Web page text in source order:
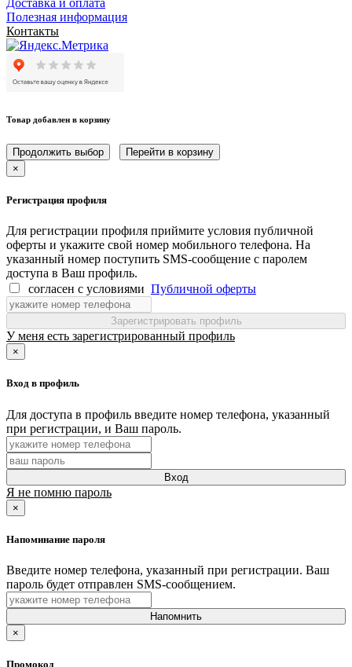
Полезная информация
Контакты
Товар добавлен в корзину
Продолжить выбор
Перейти в корзину
×
Регистрация профиля
Для регистрации профиля приймите условия публичной
оферты и укажите свой номер мобильного телефона. На
указанный номер поступить SMS-сообщение с паролем
доступа в Ваш профиль.
согласен с условиями Публичной оферты
Зарегистрировать профиль
У меня есть зарегистрированный профиль
×
Вход в профиль
Для доступа в профиль введите номер телефона, указанный
при регистрации, и Ваш пароль.
Вход
Я не помню пароль
×
Напоминание пароля
Введите номер телефона, указанный при регистрации. Ваш
пароль будет отправлен SMS-сообщением.
Напомнить
×
Промокод